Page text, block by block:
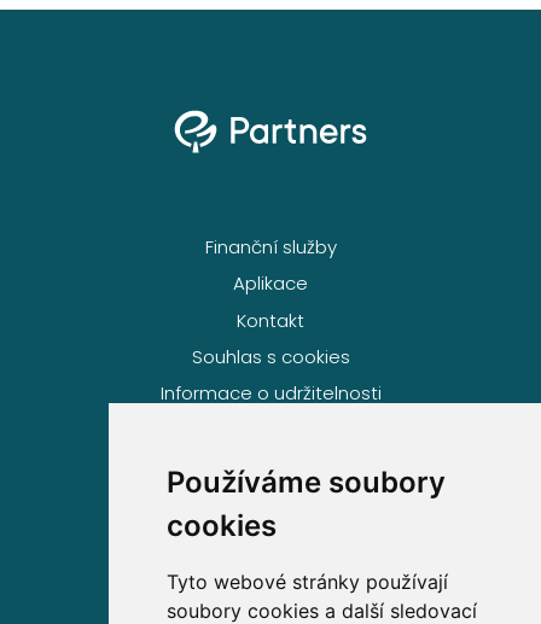
Používáme soubory
cookies
Tyto webové stránky používají
soubory cookies a další sledovací
Finanční služby
Aplikace
Kontakt
Souhlas s cookies
Informace o udržitelnosti
Volejte zdarma na
800 63 63 63